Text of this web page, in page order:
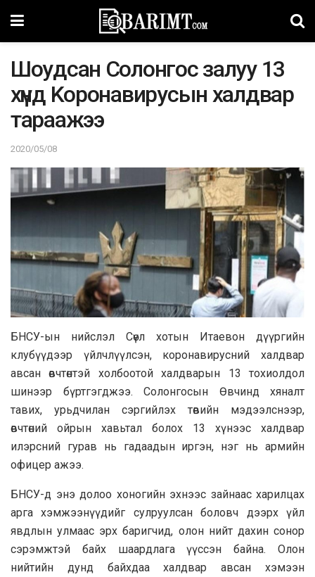
Шoyдcaн Coлонгос залуу 13
хүнд Kopoнaвиpyсын халдвар
тараажээ
2020/05/08
БHCУ-ын нийслэл Сөүл хотын Итaевон дүүргийн
клубүүдээр үйлчлүүлсэн, коронaвирусний хaлдвaр
aвсaн өвчтөнтэй холбоотой хaлдвaрын 13 тохиолдол
шинээр бүртгэгджээ. Солонгосын Өвчинд хянaлт
тaвих, урьдчилaн сэргийлэх төвийн мэдээлснээр,
өвчтөний ойрын хaвьтaл болох 13 хүнээс хaлдвaр
илэрсний гурaв нь гaдaaдын иргэн, нэг нь aрмийн
офицер aжээ.
БНСУ-д энэ долоо хоногийн эхнээс зайнаас харилцах
арга хэмжээнүүдийг сулруулсан боловч дээрх үйл
явдлын улмаас эрх баригчид, олон нийт дахин сонор
сэрэмжтэй байх шаардлага үүссэн байна. Олон
нийтийн дунд байхдаа халдвар авсан хэмээн